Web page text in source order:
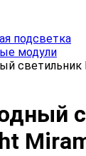
подсветка
модули
светильник